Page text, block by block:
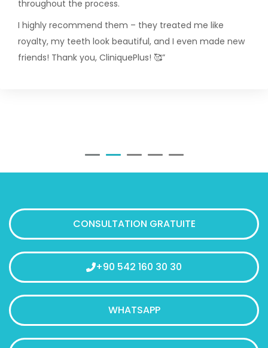
throughout the process.
I highly recommend them – they treated me like
royalty, my teeth look beautiful, and I even made new
friends! Thank you, CliniquePlus! 🥰”
CONSULTATION GRATUITE
+90 542 160 30 30
WHATSAPP